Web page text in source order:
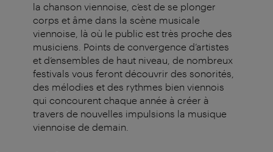
la chanson viennoise, c’est de se plonger
corps et âme dans la scène musicale
viennoise, là où le public est très proche des
musiciens. Points de convergence d’artistes
et d’ensembles de haut niveau, de nombreux
festivals vous feront découvrir des sonorités,
des mélodies et des rythmes bien viennois
qui concourent chaque année à créer à
travers de nouvelles impulsions la musique
viennoise de demain.